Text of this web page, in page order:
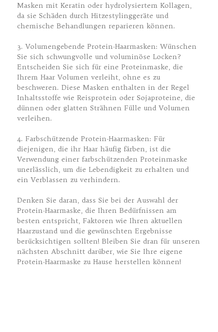
Masken mit Keratin oder hydrolysiertem Kollagen,
da sie Schäden durch Hitzestylinggeräte und
chemische Behandlungen reparieren können.
3. Volumengebende Protein-Haarmasken: Wünschen
Sie sich schwungvolle und voluminöse Locken?
Entscheiden Sie sich für eine Proteinmaske, die
Ihrem Haar Volumen verleiht, ohne es zu
beschweren. Diese Masken enthalten in der Regel
Inhaltsstoffe wie Reisprotein oder Sojaproteine, die
dünnen oder glatten Strähnen Fülle und Volumen
verleihen.
4. Farbschützende Protein-Haarmasken: Für
diejenigen, die ihr Haar häufig färben, ist die
Verwendung einer farbschützenden Proteinmaske
unerlässlich, um die Lebendigkeit zu erhalten und
ein Verblassen zu verhindern.
Denken Sie daran, dass Sie bei der Auswahl der
Protein-Haarmaske, die Ihren Bedürfnissen am
besten entspricht, Faktoren wie Ihren aktuellen
Haarzustand und die gewünschten Ergebnisse
berücksichtigen sollten! Bleiben Sie dran für unseren
nächsten Abschnitt darüber, wie Sie Ihre eigene
Protein-Haarmaske zu Hause herstellen können!